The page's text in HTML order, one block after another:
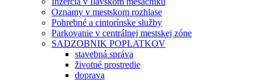
Oznamy v mestskom rozhlase
Pohrebné a cintorínske služby
Parkovanie v centrálnej mestskej zóne
SADZOBNIK POPLATKOV
stavebná správa
životné prostredie
doprava